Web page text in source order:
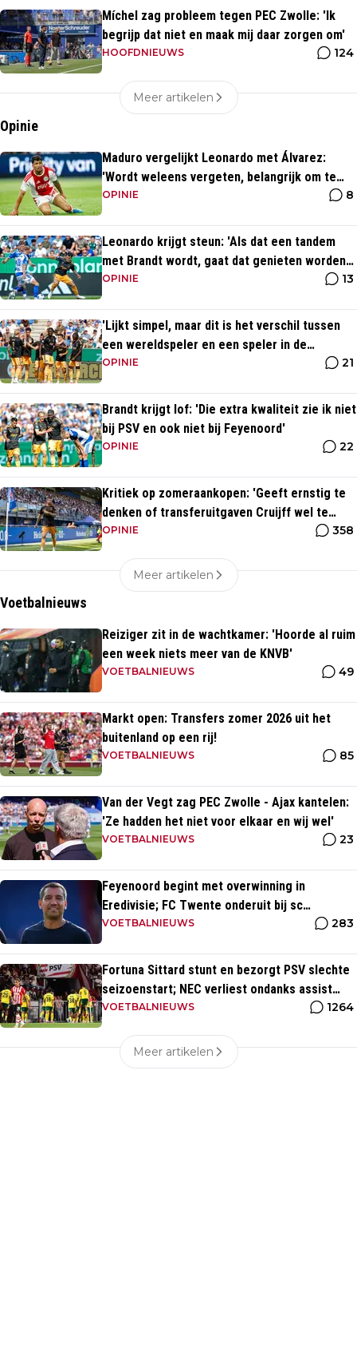
Míchel zag probleem tegen PEC Zwolle: 'Ik
begrijp dat niet en maak mij daar zorgen om'
HOOFDNIEUWS 124
Meer artikelen
Opinie
Maduro vergelijkt Leonardo met Álvarez:
'Wordt weleens vergeten, belangrijk om te
benoemen'
OPINIE 8
Leonardo krijgt steun: 'Als dat een tandem
met Brandt wordt, gaat dat genieten worden
bij Ajax'
OPINIE 13
'Lijkt simpel, maar dit is het verschil tussen
een wereldspeler en een speler in de
Eredivisie'
OPINIE 21
Brandt krijgt lof: 'Die extra kwaliteit zie ik niet
bij PSV en ook niet bij Feyenoord'
OPINIE 22
Kritiek op zomeraankopen: 'Geeft ernstig te
denken of transferuitgaven Cruijff wel te
rechtvaardigen zijn'
OPINIE 358
Meer artikelen
Voetbalnieuws
Reiziger zit in de wachtkamer: 'Hoorde al ruim
een week niets meer van de KNVB'
VOETBALNIEUWS 49
Markt open: Transfers zomer 2026 uit het
buitenland op een rij!
VOETBALNIEUWS 85
Van der Vegt zag PEC Zwolle - Ajax kantelen:
'Ze hadden het niet voor elkaar en wij wel'
VOETBALNIEUWS 23
Feyenoord begint met overwinning in
Eredivisie; FC Twente onderuit bij sc
Heerenveen
VOETBALNIEUWS 283
Fortuna Sittard stunt en bezorgt PSV slechte
seizoenstart; NEC verliest ondanks assist
Tadic
VOETBALNIEUWS 1264
Meer artikelen